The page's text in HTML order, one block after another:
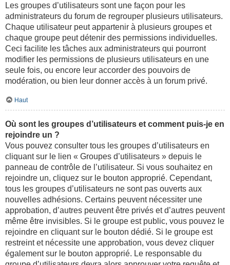
Les groupes d’utilisateurs sont une façon pour les
administrateurs du forum de regrouper plusieurs utilisateurs.
Chaque utilisateur peut appartenir à plusieurs groupes et
chaque groupe peut détenir des permissions individuelles.
Ceci facilite les tâches aux administrateurs qui pourront
modifier les permissions de plusieurs utilisateurs en une
seule fois, ou encore leur accorder des pouvoirs de
modération, ou bien leur donner accès à un forum privé.
Haut
Où sont les groupes d’utilisateurs et comment puis-je en
rejoindre un ?
Vous pouvez consulter tous les groupes d’utilisateurs en
cliquant sur le lien « Groupes d’utilisateurs » depuis le
panneau de contrôle de l’utilisateur. Si vous souhaitez en
rejoindre un, cliquez sur le bouton approprié. Cependant,
tous les groupes d’utilisateurs ne sont pas ouverts aux
nouvelles adhésions. Certains peuvent nécessiter une
approbation, d’autres peuvent être privés et d’autres peuvent
même être invisibles. Si le groupe est public, vous pouvez le
rejoindre en cliquant sur le bouton dédié. Si le groupe est
restreint et nécessite une approbation, vous devez cliquer
également sur le bouton approprié. Le responsable du